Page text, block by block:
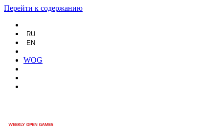
Перейти к содержанию
RU
EN
WOG